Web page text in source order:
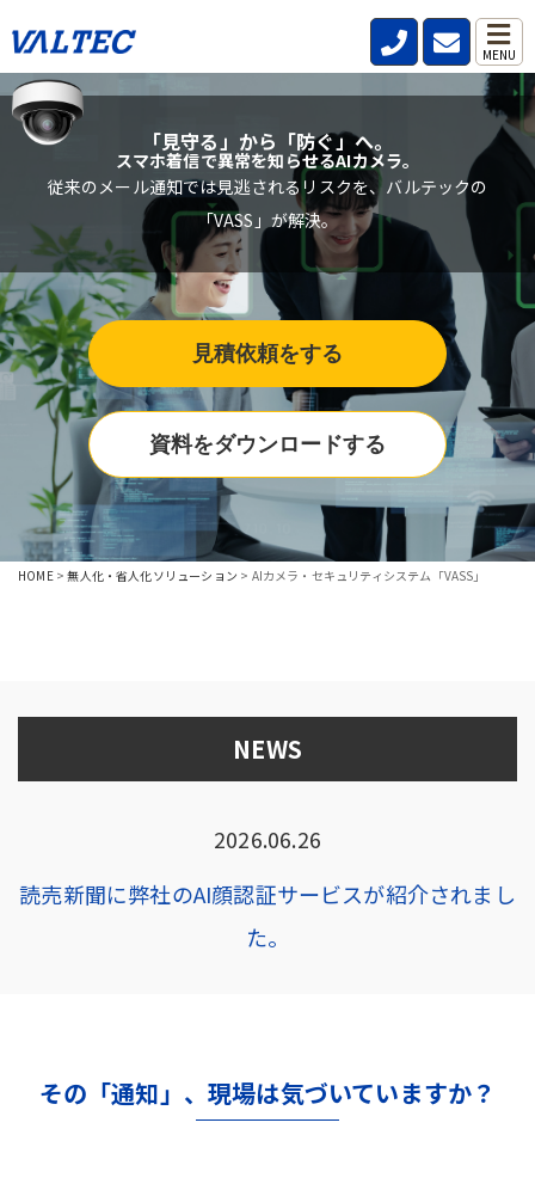
MENU
HOME>無人化・省人化ソリューション > AIカメラ・セキュリティシステム「VASS」
「見守る」から「防ぐ」へ。
スマホ着信で異常を知らせるAIカメラ。
従来のメール通知では見逃されるリスクを、バルテックの
「VASS」が解決。
見積依頼をする
資料をダウンロードする
NEWS
2026.06.26
読売新聞に弊社のAI顔認証サービスが紹介されまし
た。
その「通知」、現場は気づいていますか？